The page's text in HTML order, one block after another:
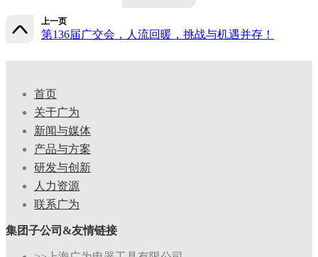
上一页
第136届广交会，人流回暖，挑战与机遇并存！
首页
关于广为
新闻与媒体
产品与方案
研发与创新
人力资源
联系广为
集团子公司&友情链接